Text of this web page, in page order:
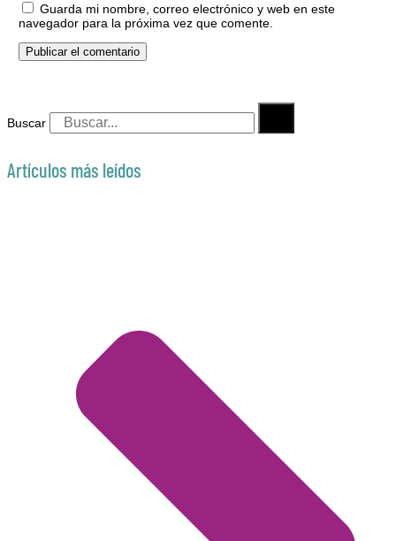
Guarda mi nombre, correo electrónico y web en este
navegador para la próxima vez que comente.
Buscar
Artículos más leídos